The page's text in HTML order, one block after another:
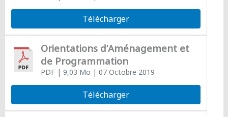
Télécharger
Orientations d’Aménagement et
de Programmation
PDF| 9,03 Mo | 07 Octobre 2019
Télécharger